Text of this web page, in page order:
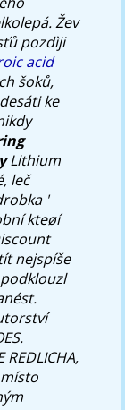
Žev
pozdìji
acid
šoků,
ke
Lithium
leč
'
kteøí
nejspíše